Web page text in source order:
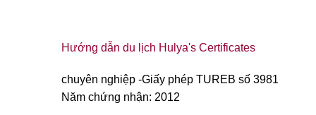
Hướng dẫn du lịch Hulya's Certificates
chuyên nghiệp -Giấy phép TUREB số 3981
Năm chứng nhận: 2012